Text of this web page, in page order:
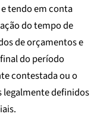
tendo em conta
do tempo de
de orçamentos e
do período
contestada ou o
legalmente definidos